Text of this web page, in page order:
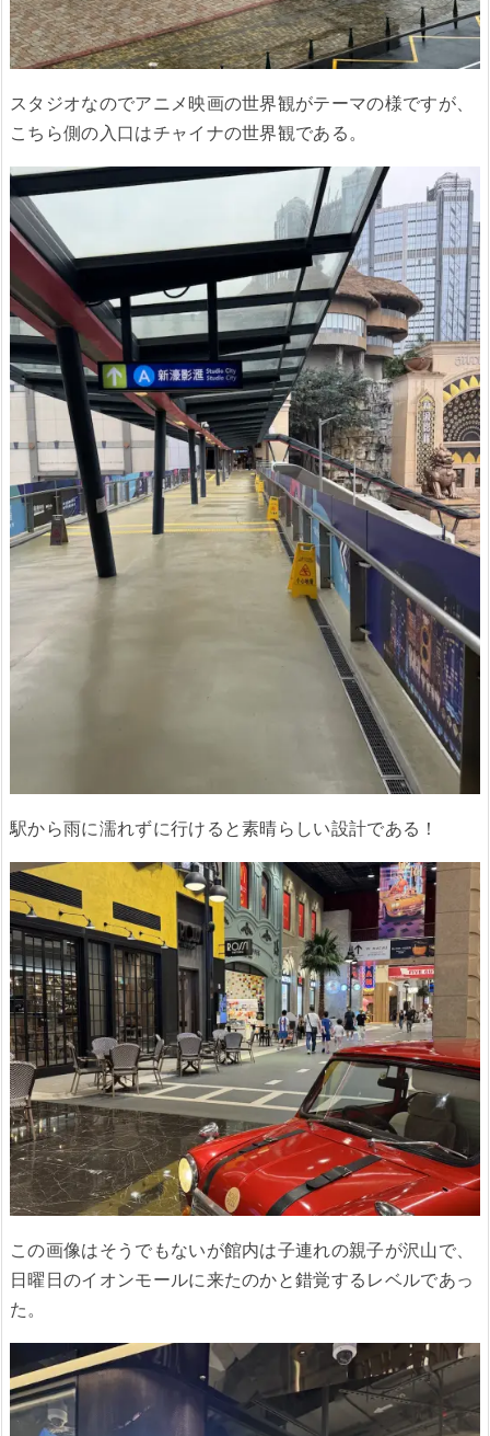
スタジオなのでアニメ映画の世界観がテーマの様ですが、
こちら側の入口はチャイナの世界観である。
駅から雨に濡れずに行けると素晴らしい設計である！
この画像はそうでもないが館内は子連れの親子が沢山で、
日曜日のイオンモールに来たのかと錯覚するレベルであっ
た。